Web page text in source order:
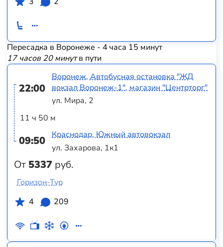
Пересадка в Воронеже - 4 часа 15 минут
17 часов 20 минутв пути
22:00
11 ч 50 м
09:50
От 5337 руб.
Воронеж, Автобусная остановка "ЖД
вокзал Воронеж-1", магазин "Центрторг"
ул. Мира, 2
Краснодар, Южный автовокзал
ул. Захарова, 1к1
Горизон-Тур
4
209